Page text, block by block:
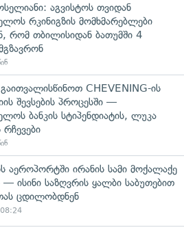
აგვისტოს თვიდან
რკინიგზის მომხმარებლები
რომ თბილისიდან ბათუმში 4
CHEVENING-ის
შევსების პროცესში —
ბანკის სტიპენდიატის, ლუკა
რჩევები
აეროპორტში ირანის სამი მოქალაქე
— ისინი საზღვრის ყალბი საბუთებით
ცდილობდნენ
08:24